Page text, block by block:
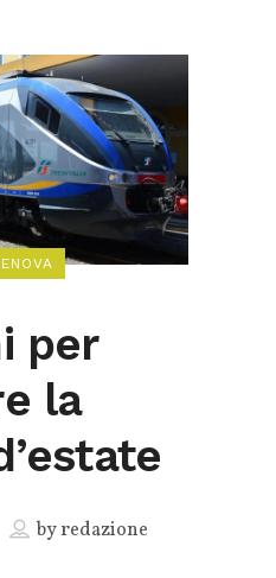
per
la
byredazione